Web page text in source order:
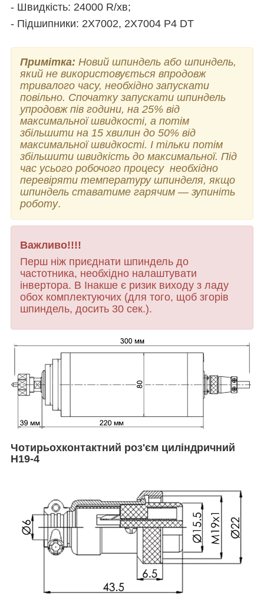
- Швидкість: 24000 R/хв;
- Підшипники: 2X7002, 2X7004 P4 DT
Примітка: Новий шпиндель або шпиндель,
який не використовується впродовж
тривалого часу, необхідно запускати
повільно. Спочатку запускати шпиндель
упродовж пів години, на 25% від
максимальної швидкості, а потім
збільшити на 15 хвилин до 50% від
максимальної швидкості. І тільки потім
збільшити швидкість до максимальної. Під
час усього робочого процесу необхідно
перевіряти температуру шпинделя, якщо
шпиндель ставатиме гарячим — зупиніть
роботу.
Важливо!!!!
Перш ніж приєднати шпиндель до
частотника, необхідно налаштувати
інвертора. В Інакше є ризик виходу з ладу
обох комплектуючих (для того, щоб згорів
шпиндель, досить 30 сек.).
Чотирьохконтактний роз'єм циліндричний
H19-4